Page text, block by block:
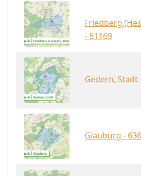
Friedberg
- 61169
Gedern, Stadt
Glauburg -